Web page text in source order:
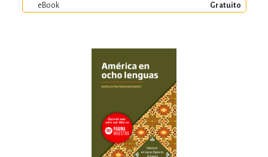
eBook Gratuito